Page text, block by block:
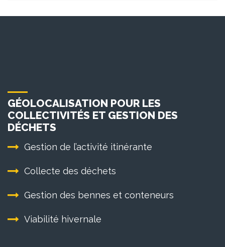
GÉOLOCALISATION POUR LES
COLLECTIVITÉS ET GESTION DES
DÉCHETS
Gestion de l’activité itinérante
Collecte des déchets
Gestion des bennes et conteneurs
Viabilité hivernale